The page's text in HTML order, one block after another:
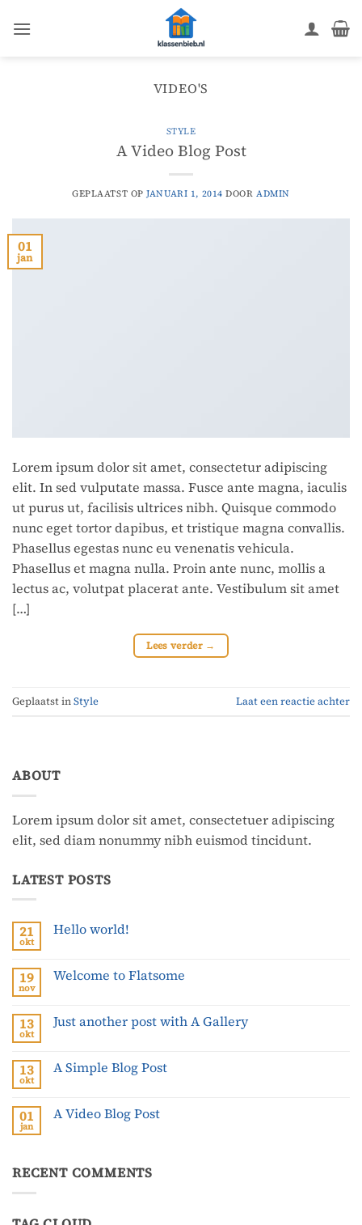
naar
VIDEO'S
STYLE
A Video Blog Post
GEPLAATST OPJANUARI 1, 2014 DOORADMIN
01
jan
Lorem ipsum dolor sit amet, consectetur adipiscing
elit. In sed vulputate massa. Fusce ante magna, iaculis
ut purus ut, facilisis ultrices nibh. Quisque commodo
nunc eget tortor dapibus, et tristique magna convallis.
Phasellus egestas nunc eu venenatis vehicula.
Phasellus et magna nulla. Proin ante nunc, mollis a
lectus ac, volutpat placerat ante. Vestibulum sit amet
[…]
Lees verder →
Geplaatst inStyle Laat een reactie achter
ABOUT
Lorem ipsum dolor sit amet, consectetuer adipiscing
elit, sed diam nonummy nibh euismod tincidunt.
LATEST POSTS
21
okt
Hello world!
Hello
19
nov
Welcome to Flatsome
Welcome
13
okt
Just another post with A Gallery
Just
A
Gallery
13
okt
A Simple Blog Post
A
01
jan
A Video Blog Post
Video
RECENT COMMENTS